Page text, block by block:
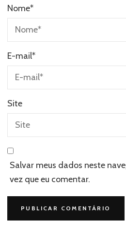
Nome*
E-mail*
Site
Salvar meus dados neste
vez que eu comentar.